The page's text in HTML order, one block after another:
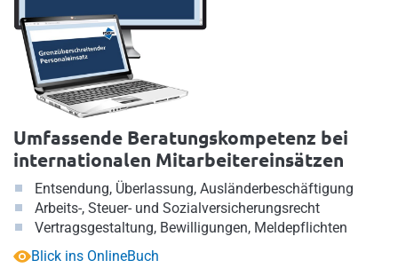
Umfassende Beratungskompetenz bei
internationalen Mitarbeitereinsätzen
Entsendung, Überlassung, Ausländerbeschäftigung
Arbeits-, Steuer- und Sozialversicherungsrecht
Vertragsgestaltung, Bewilligungen, Meldepflichten
Blick ins OnlineBuch